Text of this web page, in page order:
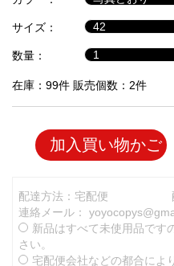
品
サイズ：
数量：
在庫：99件 販売個数：2件
加入買い物かご
配達方法：宅配便
連絡メール：
新品はすべて未使用品です
さい。
宅配便会社などの都合によ